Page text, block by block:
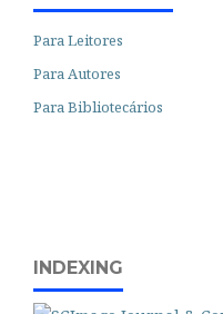
Para Leitores
Para Autores
Para Bibliotecários
INDEXING